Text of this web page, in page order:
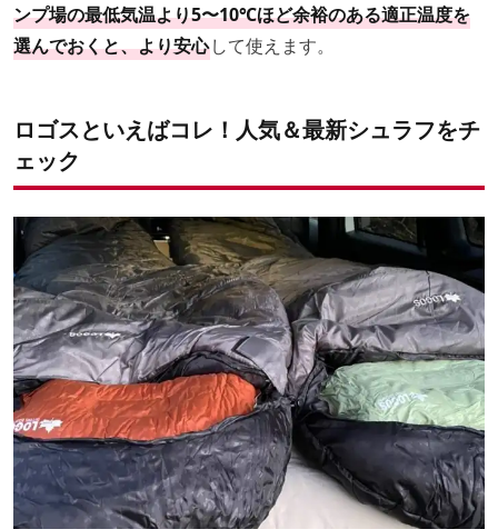
ンプ場の最低気温より5〜10℃ほど余裕のある適正温度を
選んでおくと、より安心して使えます。
ロゴスといえばコレ！人気＆最新シュラフをチ
ェック